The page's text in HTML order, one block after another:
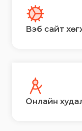
Вэб сайт
Онлайн